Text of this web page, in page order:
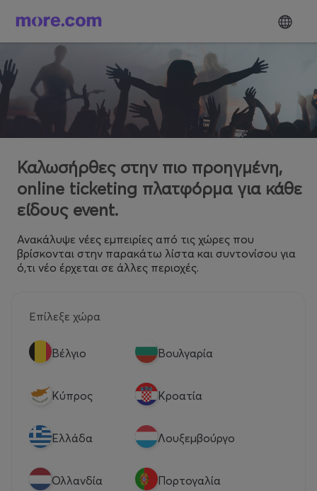
Καλωσήρθες στην πιο προηγμένη,
online ticketing πλατφόρμα για κάθε
είδους event.
Ανακάλυψε νέες εμπειρίες από τις χώρες που
βρίσκονται στην παρακάτω λίστα και συντονίσου για
ό,τι νέο έρχεται σε άλλες περιοχές.
Επίλεξε χώρα
Βέλγιο Βουλγαρία
Κύπρος Κροατία
Eλλάδα Λουξεμβούργο
Ολλανδία Πορτογαλία